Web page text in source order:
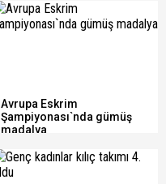
Avrupa Eskrim
Şampiyonası`nda gümüş
madalya